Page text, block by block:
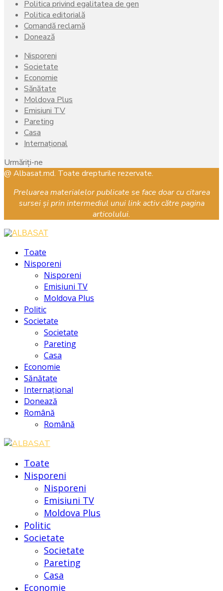
Politica privind egalitatea de gen
Politica editorială
Comandă reclamă
Donează
Nisporeni
Societate
Economie
Sănătate
Moldova Plus
Emisiuni TV
Pareting
Casa
Internațional
Urmăriți-ne
Facebook
Instagram
Youtube
@ Albasat.md. Toate drepturile rezervate.
Preluarea materialelor publicate se face doar cu citarea
sursei și prin intermediul unui link activ către pagina
articolului.
Toate
Nisporeni
Nisporeni
Emisiuni TV
Moldova Plus
Politic
Societate
Societate
Pareting
Casa
Economie
Sănătate
Internațional
Donează
Română
Română
Toate
Nisporeni
Nisporeni
Emisiuni TV
Moldova Plus
Politic
Societate
Societate
Pareting
Casa
Economie